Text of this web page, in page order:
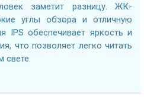
заметит разницу. ЖК-
углы обзора и отличную
IPS обеспечивает яркость и
что позволяет легко читать